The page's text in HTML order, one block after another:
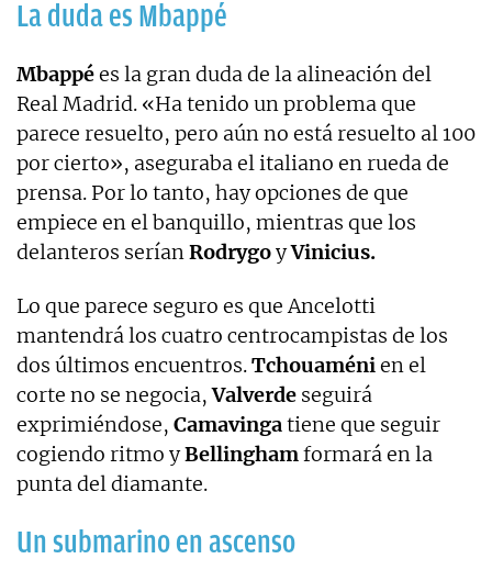
La duda es Mbappé
Mbappées la gran duda de la alineación del
Real Madrid. «Ha tenido un problema que
parece resuelto, pero aún no está resuelto al 100
por cierto», aseguraba el italiano en rueda de
prensa. Por lo tanto, hay opciones de que
empiece en el banquillo, mientras que los
delanteros seríanRodrygoyVinicius.
Lo que parece seguro es que Ancelotti
mantendrá los cuatro centrocampistas de los
dos últimos encuentros.Tchouaménien el
corte no se negocia,Valverde seguirá
exprimiéndose, Camavingatiene que seguir
cogiendo ritmo yBellinghamformará en la
punta del diamante.
Un submarino en ascenso